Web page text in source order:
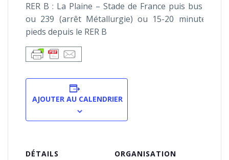
RER B : La Plaine – Stade de France puis bus 139
ou 239 (arrêt Métallurgie) ou 15-20 minutes à
pieds depuis le RER B
AJOUTER AU CALENDRIER
DÉTAILS
ORGANISATION